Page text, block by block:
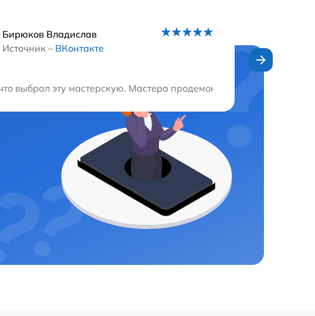
Обязательно порекомендую эту мастерскую всем знакомым и
Бирюков Владислав
Источник – ВКонтакте
выбрал эту мастерскую. Мастера продемонстрировали